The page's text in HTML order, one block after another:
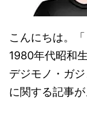
こんにちは。
1980年代昭和
デジモノ・ガ
に関する記事が